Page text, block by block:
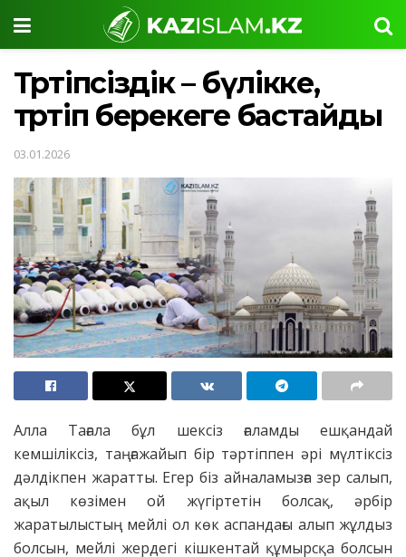
Тәртіпсіздік – бүлікке,
тәртіп берекеге бастайды
03.01.2026
Алла Тағала бұл шексіз ғаламды ешқандай
кемшіліксіз, таңғажайып бір тәртіппен әрі мүлтіксіз
дәлдікпен жаратты. Егер біз айналамызға зер салып,
ақыл көзімен ой жүгіртетін болсақ, әрбір
жаратылыстың мейлі ол көк аспандағы алып жұлдыз
болсын, мейлі жердегі кішкентай құмырсқа болсын